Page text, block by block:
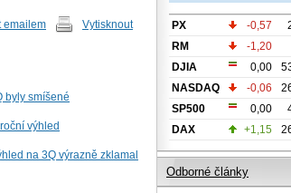
emailem Vytisknout
byly smíšené
výhled
na 3Q výrazně zklamal
PX -0,57
RM
-1,20
DJIA
0,00
NASDAQ
-0,06
SP500
0,00
DAX
+1,15
Odborné články